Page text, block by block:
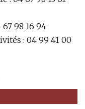
98 16 94
: 04 99 41 00